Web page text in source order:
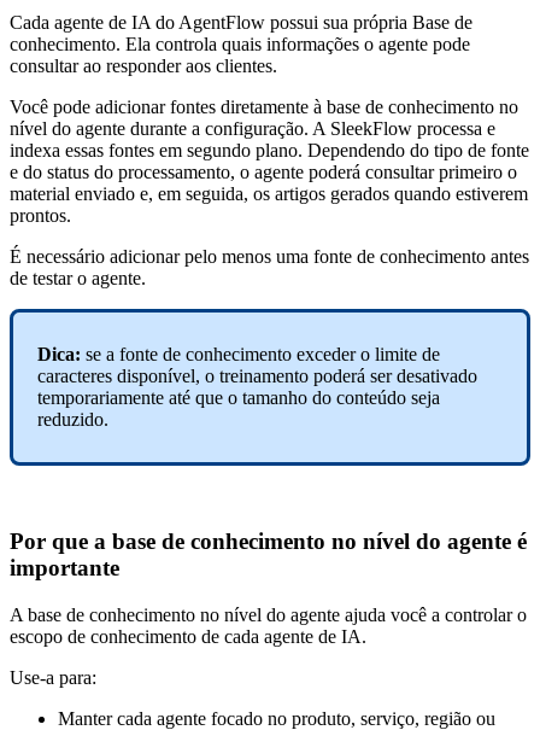
Cada agente de IA do AgentFlow possui sua própria Base de
conhecimento. Ela controla quais informações o agente pode
consultar ao responder aos clientes.
Você pode adicionar fontes diretamente à base de conhecimento no
nível do agente durante a configuração. A SleekFlow processa e
indexa essas fontes em segundo plano. Dependendo do tipo de fonte
e do status do processamento, o agente poderá consultar primeiro o
material enviado e, em seguida, os artigos gerados quando estiverem
prontos.
É necessário adicionar pelo menos uma fonte de conhecimento antes
de testar o agente.
Dica: se a fonte de conhecimento exceder o limite de
caracteres disponível, o treinamento poderá ser desativado
temporariamente até que o tamanho do conteúdo seja
reduzido.
Por que a base de conhecimento no nível do agente é
importante
A base de conhecimento no nível do agente ajuda você a controlar o
escopo de conhecimento de cada agente de IA.
Use-a para:
Manter cada agente focado no produto, serviço, região ou